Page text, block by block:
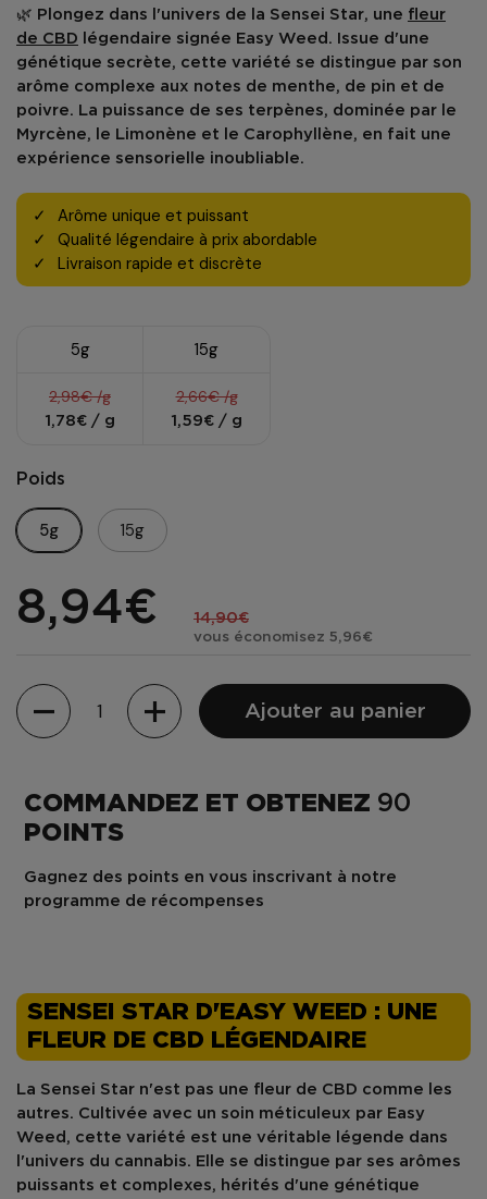
🌿 Plongez dans l'univers de la Sensei Star, une fleur
de CBD légendaire signée Easy Weed . Issue d'une
génétique secrète, cette variété se distingue par son
arôme complexe aux notes de menthe, de pin et de
poivre. La puissance de ses terpènes, dominée par le
Myrcène, le Limonène et le Carophyllène, en fait une
expérience sensorielle inoubliable.
Arôme unique et puissant
Qualité légendaire à prix abordable
Livraison rapide et discrète
5g
2,98€ /g
1,78€ / g
15g
2,66€ /g
1,59€ / g
Poids
5g 15g
8,94€ 14,90€
vous économisez 5,96€
Quantité
Ajouter au panier
COMMANDEZ ET OBTENEZ 90
POINTS
Gagnez des points en vous inscrivant à notre
programme de récompenses
SENSEI STAR D'EASY WEED : UNE
FLEUR DE CBD LÉGENDAIRE
La Sensei Star n'est pas une fleur de CBD comme les
autres. Cultivée avec un soin méticuleux par Easy
Weed , cette variété est une véritable légende dans
l'univers du cannabis. Elle se distingue par ses arômes
puissants et complexes, hérités d'une génétique